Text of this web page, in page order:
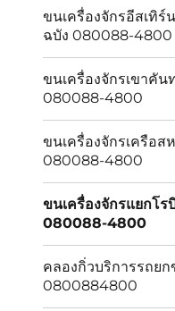
ขนเครื่องจักรอีสเทิ
ฉบัง 080088-4800
ขนเครื่องจักรเขาคั
080088-4800
ขนเครื่องจักรเครือ
080088-4800
ขนเครื่องจักรแยกโ
080088-4800
คลองกิ่วบริการรถย
0800884800